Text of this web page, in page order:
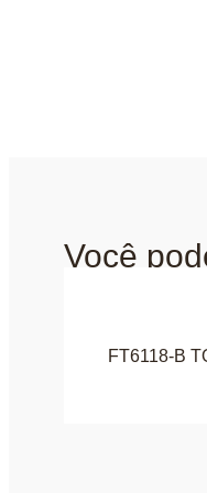
Você
FT6118-B